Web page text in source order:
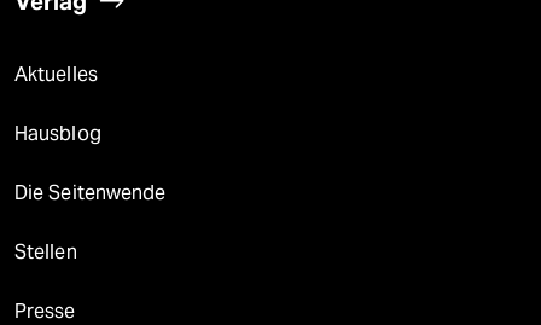
Aktuelles
Hausblog
Die Seitenwende
Stellen
Presse